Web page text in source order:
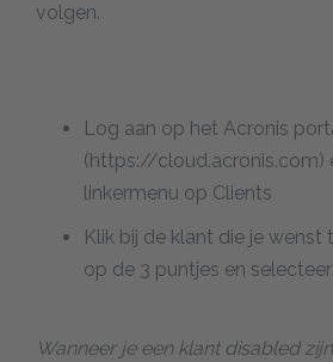
volgen.
Log aan op het Acronis
(https://cloud.acronis.com)
linkermenu op Clients
Klik bij de klant die je wenst
op de 3 puntjes en selecteer
Wanneer je een klant disabled